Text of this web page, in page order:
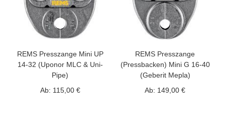
REMS Presszange Mini UP
14-32 (Uponor MLC & Uni-
Pipe)
Ab: 115,00 €
REMS Presszange
(Pressbacken) Mini G 16-40
(Geberit Mepla)
Ab: 149,00 €